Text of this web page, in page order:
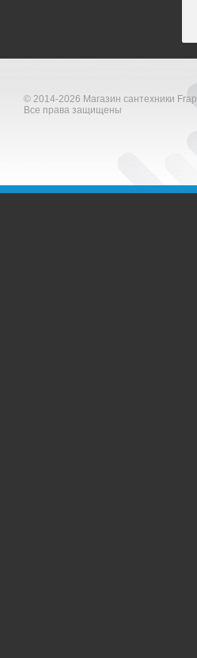
© 2014-2026 Магазин сантехники Frap
Все права защищены